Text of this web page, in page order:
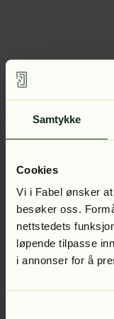
Samtykke
Cookies
Vi i Fabel ønsker
besøker oss.
nettstedets
løpende tilpasse
i annonser for å